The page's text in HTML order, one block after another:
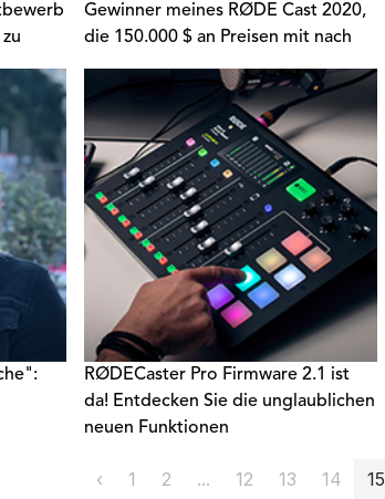
Gewinner meines RØDE Cast 2020,
die 150.000 $ an Preisen mit nach
RØDECaster Pro Firmware 2.1 ist
da! Entdecken Sie die unglaublichen
neuen Funktionen
‹ 1 2 ... 12 13 14 15